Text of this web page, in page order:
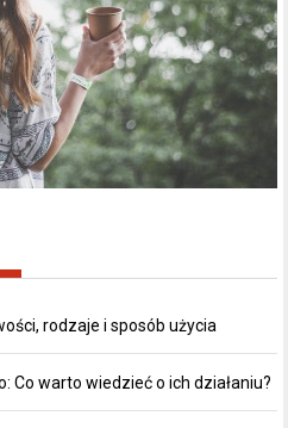
rodzaje i sposób użycia
Co warto wiedzieć o ich działaniu?